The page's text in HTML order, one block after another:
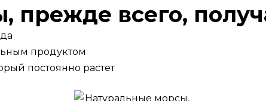
прежде всего,
продуктом
постоянно растет